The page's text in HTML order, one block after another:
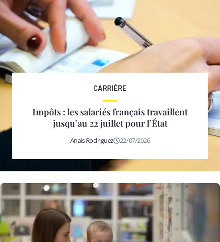
CARRIÈRE
Impôts : les salariés français travaillent
jusqu’au 22 juillet pour l’État
Anais Rodriguez 22/07/2026